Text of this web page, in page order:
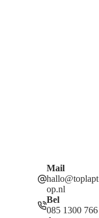
Mail
hallo@toplapt
op.nl
Bel
085 1300 766